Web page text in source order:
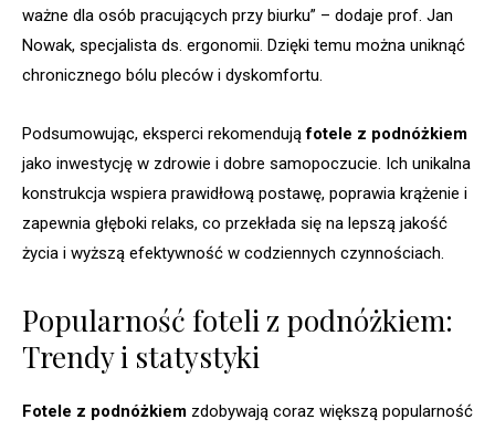
ważne dla osób pracujących przy biurku” – dodaje prof. Jan
Nowak, specjalista ds. ergonomii. Dzięki temu można uniknąć
chronicznego bólu pleców i dyskomfortu.
Podsumowując, eksperci rekomendująfotele z podnóżkiem
jako inwestycję w zdrowie i dobre samopoczucie. Ich unikalna
konstrukcja wspiera prawidłową postawę, poprawia krążenie i
zapewnia głęboki relaks, co przekłada się na lepszą jakość
życia i wyższą efektywność w codziennych czynnościach.
Popularność foteli z podnóżkiem:
Trendy i statystyki
Fotele z podnóżkiem zdobywają coraz większą popularność